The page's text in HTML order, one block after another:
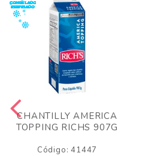
CHANTILLY AMERICA
TOPPING RICHS 907G
Código: 41447